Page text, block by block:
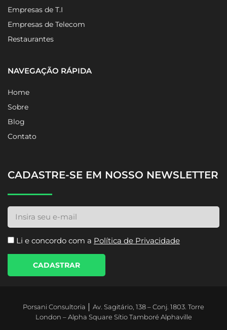
Empresas de T.I
Empresas de Telecom
Restaurantes
NAVEGAÇÃO RÁPIDA
Home
Sobre
Blog
Contato
CADASTRE-SE EM NOSSO NEWSLETTER
Li e concordo com a Política de Privacidade
CADASTRAR
Porsani Consultoria │ Av. Sagitário, 138 – Conj. 1803. Torre
London – Alpha Square Sítio Tamboré Alphaville